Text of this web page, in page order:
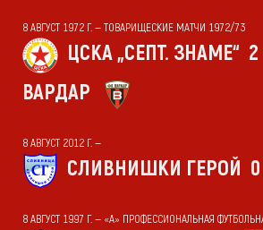
8 АВГУСТ 1972 Г. — ТОВАРИЩЕСКИЕ МАТЧИ 1972/73
ЦСКА „СЕПТ. ЗНАМЕ“
ВАРДАР
8 АВГУСТ 2012 Г. —
СЛИВНИШКИ ГЕРОЙ
8 АВГУСТ 1997 Г. — «А» ПРОФЕССИОНАЛЬНАЯ